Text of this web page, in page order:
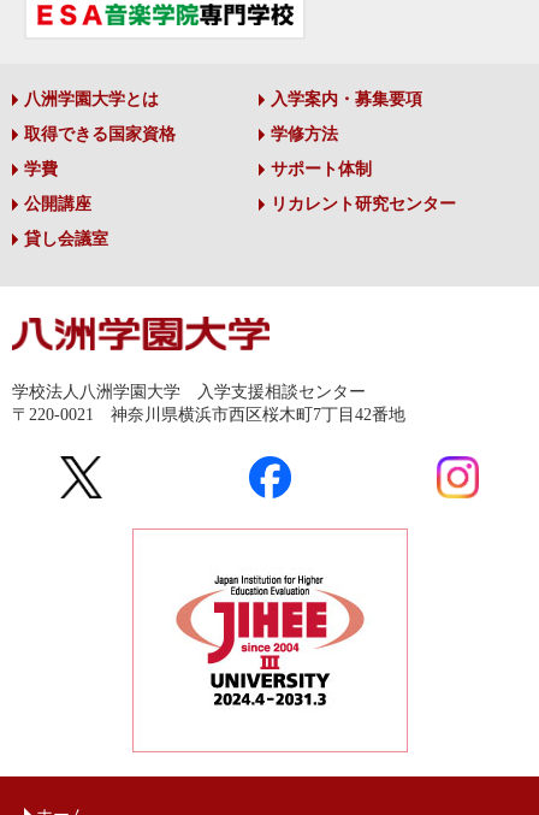
八洲学園大学とは
入学案内・募集要項
取得できる国家資格
学修方法
学費
サポート体制
公開講座
リカレント研究センター
貸し会議室
学校法人八洲学園大学 入学支援相談センター
〒220-0021 神奈川県横浜市西区桜木町7丁目42番地